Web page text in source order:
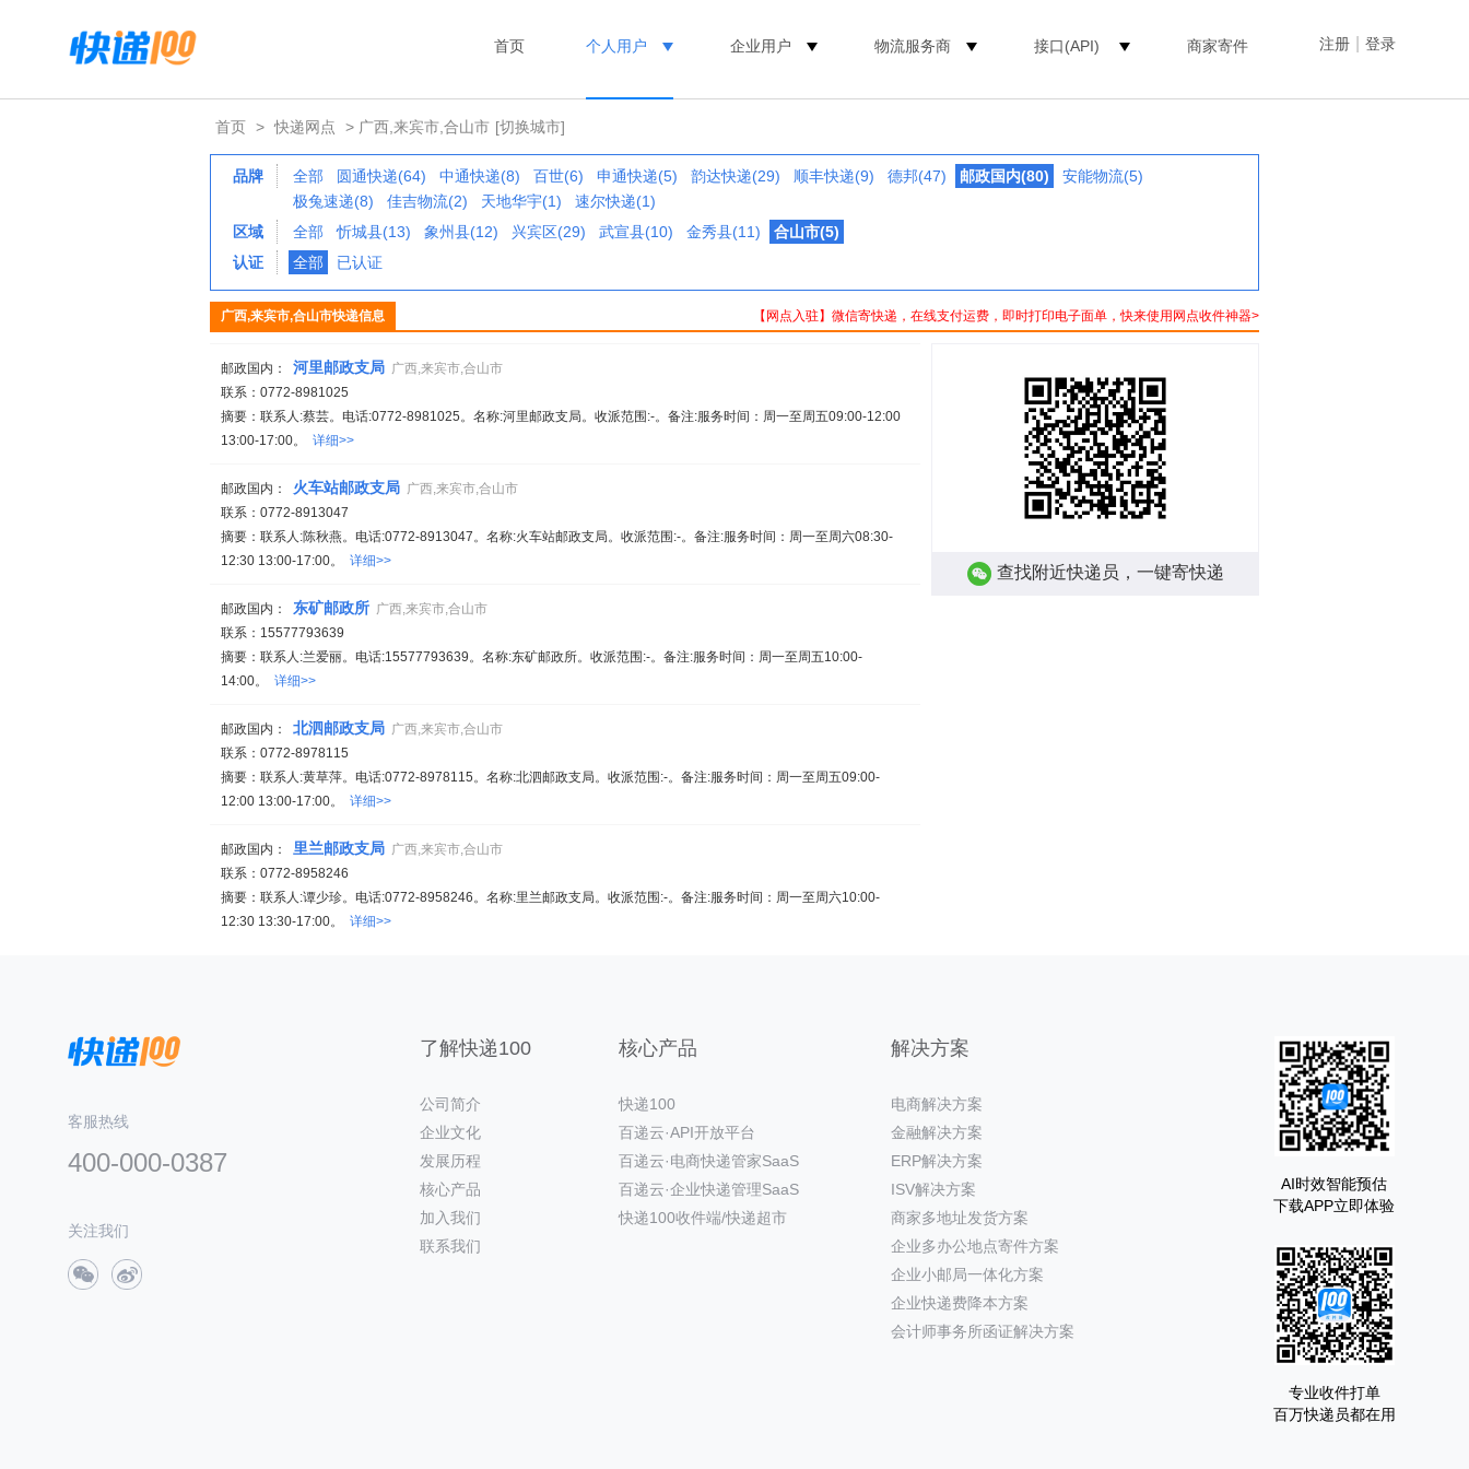
注册 登录
首页 个人用户 企业用户 物流服务商 接口(API) 商家寄件
首页 > 快递网点 > 广西,来宾市,合山市 [切换城市]
品牌 全部 圆通快递(64) 中通快递(8) 百世(6) 申通快递(5) 韵达快递(29) 顺丰快递(9) 德邦(47) 邮政国内(80)
安能物流(5)
极兔速递(8)
佳吉物流(2) 天地华宇(1)
速尔快递(1)
区域
全部 忻城县(13) 象州县(12) 兴宾区(29) 武宣县(10) 金秀县(11)
合山市(5)
认证
全部 已认证
【网点入驻】微信寄快递，在线支付运费，即时打印电子面单，快来使用网点收件神器>
广西,来宾市,合山市快递信息
邮政国内： 河里邮政支局 广西,来宾市,合山市
联系：0772-8981025
摘要：联系人:蔡芸。电话:0772-8981025。名称:河里邮政支局。收派范围:-。备注:服务时间：周一至周五09:00-12:00
13:00-17:00。 详细>>
邮政国内： 火车站邮政支局 广西,来宾市,合山市
联系：0772-8913047
摘要：联系人:陈秋燕。电话:0772-8913047。名称:火车站邮政支局。收派范围:-。备注:服务时间：周一至周六08:30-
12:30 13:00-17:00。 详细>>
邮政国内： 东矿邮政所 广西,来宾市,合山市
联系：15577793639
摘要：联系人:兰爱丽。电话:15577793639。名称:东矿邮政所。收派范围:-。备注:服务时间：周一至周五10:00-
14:00。 详细>>
邮政国内： 北泗邮政支局 广西,来宾市,合山市
联系：0772-8978115
摘要：联系人:黄草萍。电话:0772-8978115。名称:北泗邮政支局。收派范围:-。备注:服务时间：周一至周五09:00-
12:00 13:00-17:00。 详细>>
邮政国内： 里兰邮政支局 广西,来宾市,合山市
联系：0772-8958246
摘要：联系人:谭少珍。电话:0772-8958246。名称:里兰邮政支局。收派范围:-。备注:服务时间：周一至周六10:00-
12:30 13:30-17:00。 详细>>
查找附近快递员，一键寄快递
客服热线
400-000-0387
关注我们
了解快递100
公司简介
企业文化
发展历程
核心产品
加入我们
联系我们
核心产品
快递100
百递云·API开放平台
百递云·电商快递管家SaaS
百递云·企业快递管理SaaS
快递100收件端/快递超市
解决方案
电商解决方案
金融解决方案
ERP解决方案
ISV解决方案
商家多地址发货方案
企业多办公地点寄件方案
企业小邮局一体化方案
企业快递费降本方案
会计师事务所函证解决方案
AI时效智能预估
下载APP立即体验
专业收件打单
百万快递员都在用